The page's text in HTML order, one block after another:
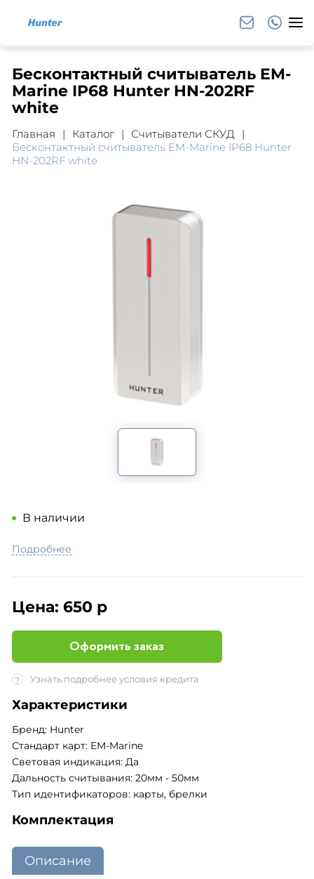
Бесконтактный считыватель EM-
Marine IP68 Hunter HN-202RF
white
Главная Каталог
Считыватели СКУД
Бесконтактный считыватель EM-Marine IP68 Hunter
HN-202RF white
В наличии
Подробнее
Цена: 650 р
Оформить заказ
? Узнать подробнее условия кредита
Характеристики
Бренд: Hunter
Стандарт карт: EM-Marine
Световая индикация: Да
Дальность считывания: 20мм - 50мм
Тип идентификаторов: карты, брелки
Комплектация
Описание